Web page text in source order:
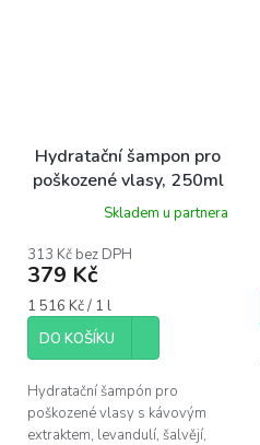
Hydratační šampon pro
poškozené vlasy, 250ml
Skladem u partnera
313 Kč bez DPH
379 Kč
Měrná
cena:
1 516 Kč / 1 l
DO KOŠÍKU
Hydratační šampón pro
poškozené vlasy s kávovým
extraktem, levandulí, šalvějí,